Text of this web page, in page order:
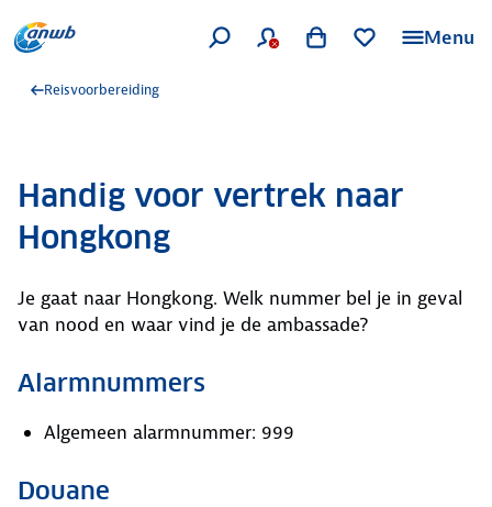
Menu
Reisvoorbereiding
Handig voor vertrek naar
Hongkong
Je gaat naar Hongkong. Welk nummer bel je in geval
van nood en waar vind je de ambassade?
Alarmnummers
Algemeen alarmnummer: 999
Douane